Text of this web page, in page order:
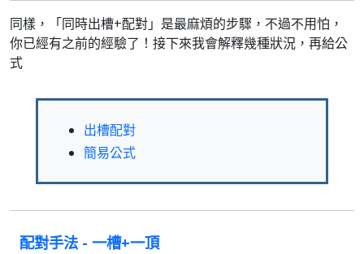
同樣，「同時出槽+配對」是最麻煩的步驟，不過不用怕，
你已經有之前的經驗了！接下來我會解釋幾種狀況，再給公
式
出槽配對
簡易公式
配對手法 - 一槽+一頂